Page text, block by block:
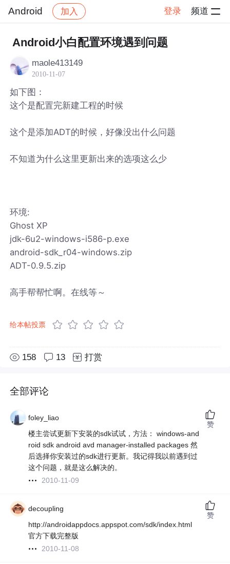
Android 加入 登录 频道
社区 Android 帖子详情
Android小白配置环境遇到问题
maole413149
2010-11-07
如下图：
这个是配置完新建工程的时候
这个是添加ADT的时候，好像没出什么问题
不知道为什么这里更新出来的选项这么少
环境:
Ghost XP
jdk-6u2-windows-i586-p.exe
android-sdk_r04-windows.zip
ADT-0.9.5.zip
高手帮帮忙啊。在线等～
给本帖投票
158 13 打赏
全部评论
foley_liao
楼主尝试更新下安装的sdk试试，方法： windows-and
roid sdk android avd manager-installed packages 然
后选择你安装过的sdk进行更新。我记得我以前遇到过
这个问题，就是这么解决的。
2010-11-09
赞
decoupling
http://androidappdocs.appspot.com/sdk/index.html
官方下载完整版
2010-11-08
赞